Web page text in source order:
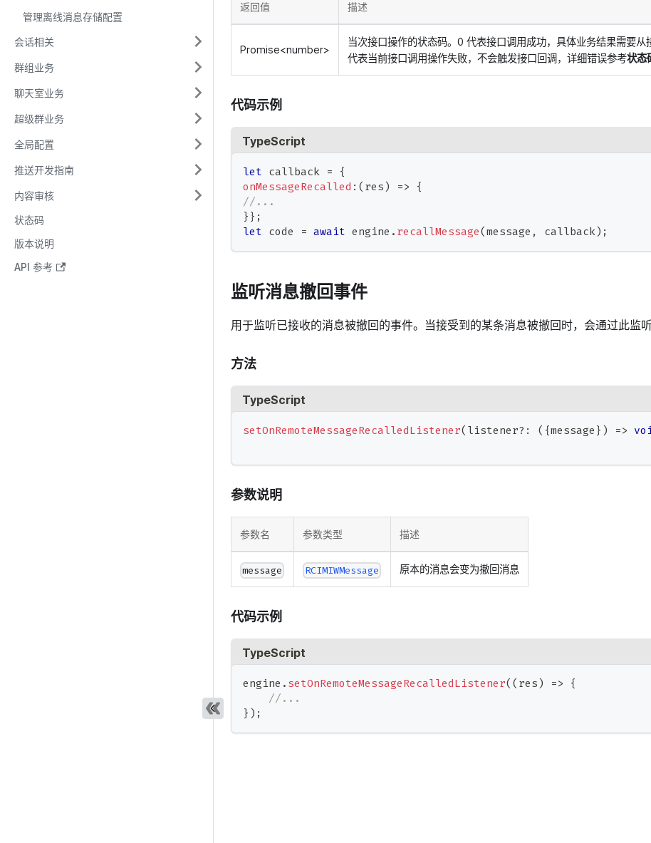
管理离线消息存储配置
会话相关
群组业务
聊天室业务
超级群业务
全局配置
推送开发指南
内容审核
状态码
版本说明
API 参考
返回值 描述
Promise<number>
当次接口操作的状态码。0 代表接口调用成功，具体业务结果需要从
代表当前接口调用操作失败，不会触发接口回调，详细错误参考状态
代码示例
TypeScript
let callback = {
onMessageRecalled : ( res) => {
//...
} } ;
let code = await engine . recallMessage(message , callback) ;
监听消息撤回事件
用于监听已接收的消息被撤回的事件。当接受到的某条消息被撤回时，会通过此监听
方法
TypeScript
setOnRemoteMessageRecalledListener( listener? : ( {message } ) =>
参数说明
参数名 参数类型 描述
message RCIMIWMessage 原本的消息会变为撤回消息
代码示例
TypeScript
engine . setOnRemoteMessageRecalledListener( ( res) => {
//...
} ) ;